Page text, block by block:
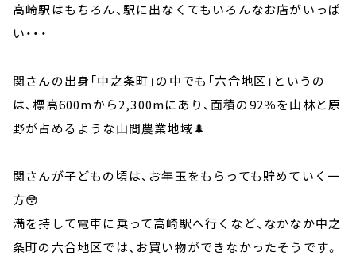
高崎駅はもちろん、駅に出なくてもいろんなお店がいっぱ
い・・・
関さんの出身「中之条町」の中でも「六合地区」というの
は、標高600mから2,300mにあり、面積の92％を山林と原
野が占めるような山間農業地域🌲
関さんが子どもの頃は、お年玉をもらっても貯めていく一
方😳
満を持して電車に乗って高崎駅へ行くなど、なかなか中之
条町の六合地区では、お買い物ができなかったそうです。